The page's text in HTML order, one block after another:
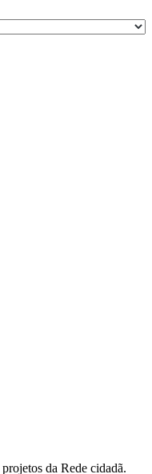
da Rede cidadã.